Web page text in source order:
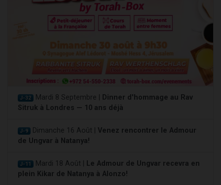
J-32 Mardi 8 Septembre |
Dinner d'hommage au Rav
Sitruk à Londres — 10 ans déjà
J-9 Dimanche 16 Août | Venez rencontrer le Admour
de Ungvar à Natanya!
J-11 Mardi 18 Août |
Le Admour de Ungvar recevra en
plein Kikar de Natanya à Alonzo!